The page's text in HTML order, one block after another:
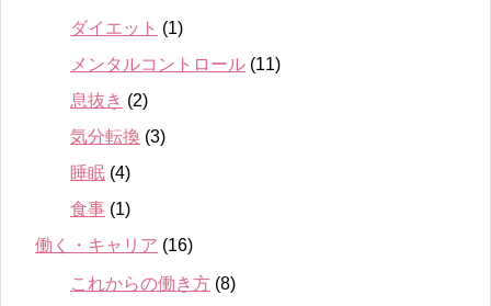
ダイエット (1)
メンタルコントロール (11)
息抜き (2)
気分転換 (3)
睡眠 (4)
食事 (1)
働く・キャリア (16)
これからの働き方 (8)